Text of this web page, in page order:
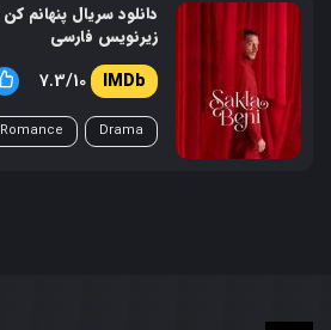
زیرنویس فارسی
7.3/10
Drama
Romance